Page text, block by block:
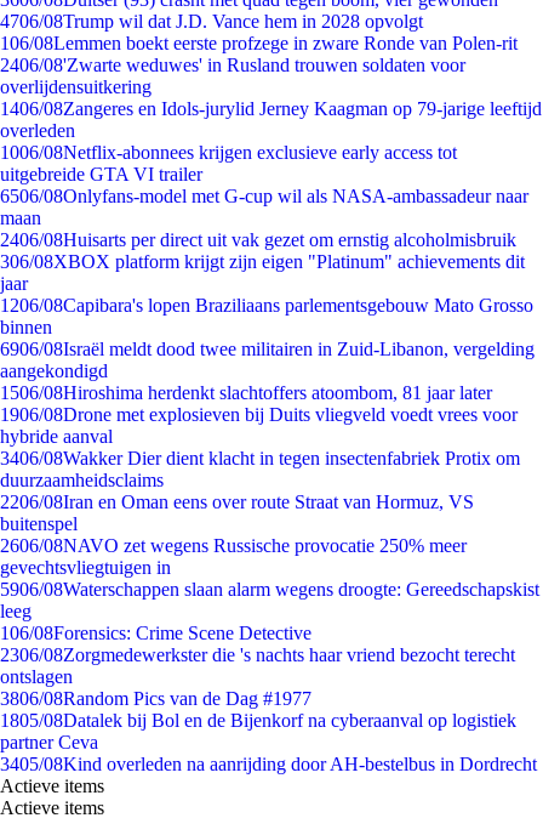
4706/08Trump wil dat J.D. Vance hem in 2028 opvolgt
106/08Lemmen boekt eerste profzege in zware Ronde van Polen-rit
2406/08'Zwarte weduwes' in Rusland trouwen soldaten voor
overlijdensuitkering
1406/08Zangeres en Idols-jurylid Jerney Kaagman op 79-jarige leeftijd
overleden
1006/08Netflix-abonnees krijgen exclusieve early access tot
uitgebreide GTA VI trailer
6506/08Onlyfans-model met G-cup wil als NASA-ambassadeur naar
maan
2406/08Huisarts per direct uit vak gezet om ernstig alcoholmisbruik
306/08XBOX platform krijgt zijn eigen "Platinum" achievements dit
jaar
1206/08Capibara's lopen Braziliaans parlementsgebouw Mato Grosso
binnen
6906/08Israël meldt dood twee militairen in Zuid-Libanon, vergelding
aangekondigd
1506/08Hiroshima herdenkt slachtoffers atoombom, 81 jaar later
1906/08Drone met explosieven bij Duits vliegveld voedt vrees voor
hybride aanval
3406/08Wakker Dier dient klacht in tegen insectenfabriek Protix om
duurzaamheidsclaims
2206/08Iran en Oman eens over route Straat van Hormuz, VS
buitenspel
2606/08NAVO zet wegens Russische provocatie 250% meer
gevechtsvliegtuigen in
5906/08Waterschappen slaan alarm wegens droogte: Gereedschapskist
leeg
106/08Forensics: Crime Scene Detective
2306/08Zorgmedewerkster die 's nachts haar vriend bezocht terecht
ontslagen
3806/08Random Pics van de Dag #1977
1805/08Datalek bij Bol en de Bijenkorf na cyberaanval op logistiek
partner Ceva
3405/08Kind overleden na aanrijding door AH-bestelbus in Dordrecht
Actieve items
Actieve items